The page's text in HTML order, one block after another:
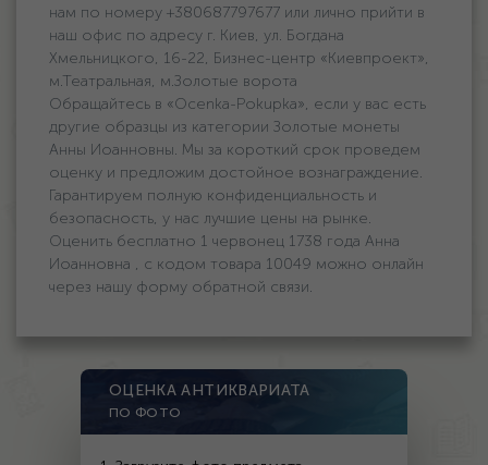
нам по номеру +380687797677 или лично прийти в
наш офис по адресу г. Киев, ул. Богдана
Хмельницкого, 16-22, Бизнес-центр «Киевпроект»,
м.Театральная, м.Золотые ворота
Обращайтесь в «Ocenka-Pokupka», если у вас есть
другие образцы из категории Золотые монеты
Анны Иоанновны. Мы за короткий срок проведем
оценку и предложим достойное вознаграждение.
Гарантируем полную конфиденциальность и
безопасность, у нас лучшие цены на рынке.
Оценить бесплатно 1 червонец 1738 года Анна
Иоанновна , с кодом товара 10049 можно онлайн
через нашу форму обратной связи.
ОЦЕНКА АНТИКВАРИАТА
ПО ФОТО